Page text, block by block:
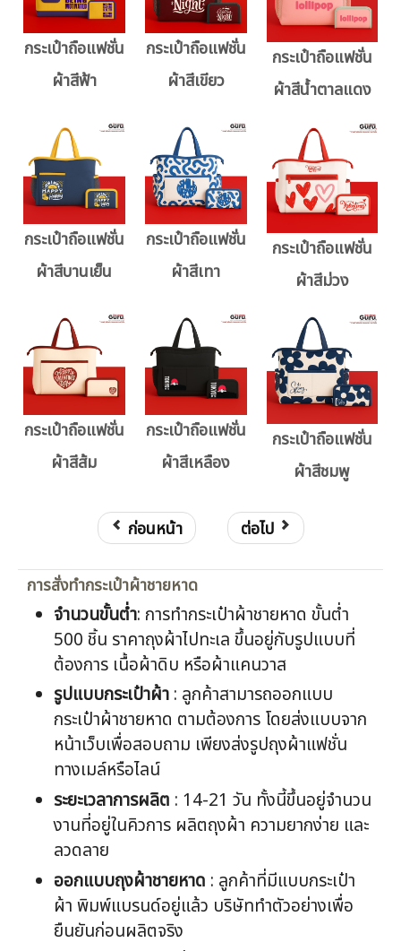
กระเป๋าถือแฟชั่น
ผ้าสีฟ้า
กระเป๋าถือแฟชั่น
ผ้าสีเขียว
กระเป๋าถือแฟชั่น
ผ้าสีน้ำตาลแดง
กระเป๋าถือแฟชั่น
ผ้าสีบานเย็น
กระเป๋าถือแฟชั่น
ผ้าสีเทา
กระเป๋าถือแฟชั่น
ผ้าสีม่วง
กระเป๋าถือแฟชั่น
ผ้าสีส้ม
กระเป๋าถือแฟชั่น
ผ้าสีเหลือง
กระเป๋าถือแฟชั่น
ผ้าสีชมพู
ก่อนหน้า ต่อไป
การสั่งทำกระเป๋าผ้าชายหาด
จำนวนขั้นต่ำ: การทำกระเป๋าผ้าชายหาด ขั้นต่ำ
500 ชิ้น ราคาถุงผ้าไปทะเล ขึ้นอยู่กับรูปแบบที่
ต้องการ เนื้อผ้าดิบ หรือผ้าแคนวาส
รูปแบบกระเป๋าผ้า : ลูกค้าสามารถออกแบบ
กระเป๋าผ้าชายหาด ตามต้องการ โดยส่งแบบจาก
หน้าเว็บเพื่อสอบถาม เพียงส่งรูปถุงผ้าแฟชั่น
ทางเมล์หรือไลน์
ระยะเวลาการผลิต : 14-21 วัน ทั้งนี้ขึ้นอยู่จำนวน
งานที่อยู่ในคิวการ ผลิตถุงผ้า ความยากง่าย และ
ลวดลาย
ออกแบบถุงผ้าชายหาด : ลูกค้าที่มีแบบกระเป๋า
ผ้า พิมพ์แบรนด์อยู่แล้ว บริษัททำตัวอย่างเพื่อ
ยืนยันก่อนผลิตจริง